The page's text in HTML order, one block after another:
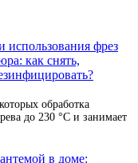
использования фрез
как снять,
обработка
до 230 °С и занимает
в доме: